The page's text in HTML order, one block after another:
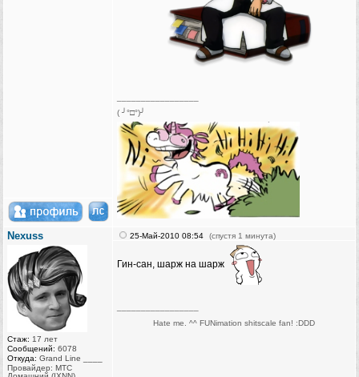
( ╯°□°)╯
Nexuss
Стаж: 17 лет
Сообщений: 6078
Откуда: Grand Line ____
Провайдер: МТС
25-Май-2010 08:54 (спустя 1 минута)
Гин-сан, шарж на шарж
Hate me. ^^ FUNimation shitscale fan! :DDD